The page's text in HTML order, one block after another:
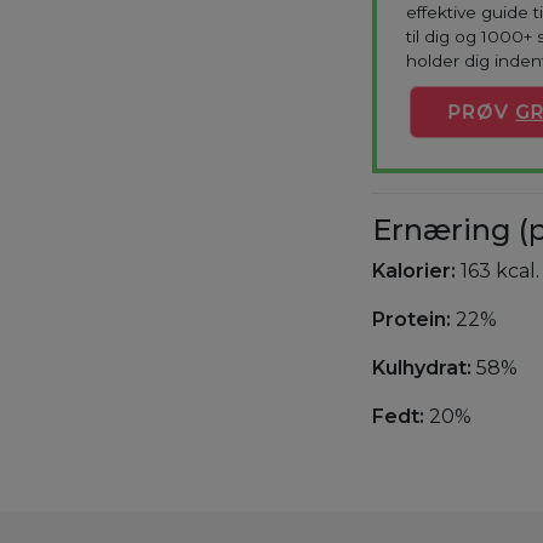
effektive guide
til dig og 1000+
holder dig
PRØV
Ernæring
Kalorier: 163 kcal.
Protein: 22%
Kulhydrat: 58%
Fedt: 20%